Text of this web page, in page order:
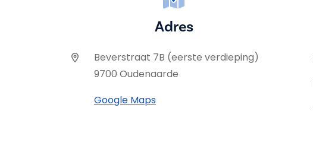
Adres
Beverstraat 7B (eerste verdieping)
9700 Oudenaarde
Google Maps